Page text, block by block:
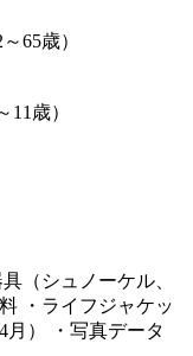
65歳）
11歳）
（シュノーケル、
・ライフジャケッ
月） ・写真データ